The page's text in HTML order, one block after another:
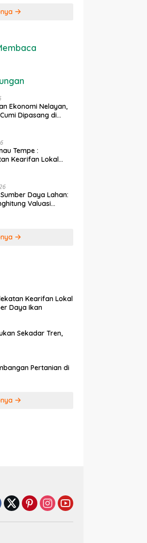
Ekonomi Nelayan,
Dipasang di
Tempe :
Kearifan Lokal
Daya Lahan:
Valuasi
Kearifan Lokal
Daya Ikan
Sekadar Tren,
Pertanian di